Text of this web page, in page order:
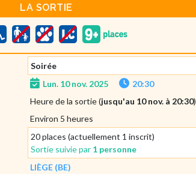
LA SORTIE
Soirée
Lun. 10 nov. 2025
20:30
Heure de la sortie (jusqu'au 10 nov. à 20:30)
Environ 5 heures
20 places (actuellement 1 inscrit)
Sortie suivie par 1 personne
LIÈGE (BE)